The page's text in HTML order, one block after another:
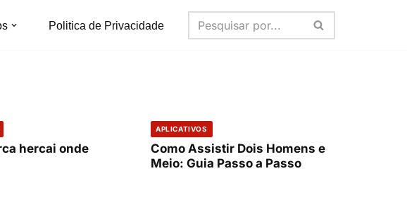
Politica de Privacidade
hercai onde
APLICATIVOS
Como Assistir Dois Homens e
Meio: Guia Passo a Passo